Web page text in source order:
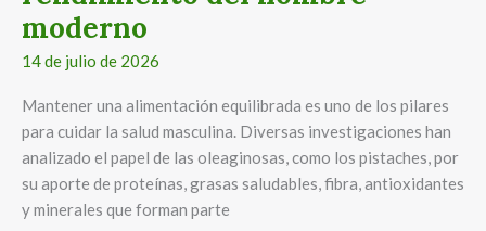
moderno
14 de julio de 2026
Mantener una alimentación equilibrada es uno de los pilares
para cuidar la salud masculina. Diversas investigaciones han
analizado el papel de las oleaginosas, como los pistaches, por
su aporte de proteínas, grasas saludables, fibra, antioxidantes
y minerales que forman parte
moderno